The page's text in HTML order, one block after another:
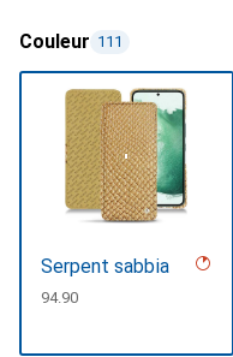
Couleur 111
Serpent sabbia
CHF
94.90